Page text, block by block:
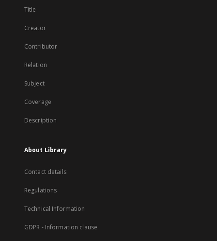
Title
Creator
Contributor
Relation
Subject
Coverage
Description
About Library
Contact details
Regulations
Technical Information
GDPR - Information clause